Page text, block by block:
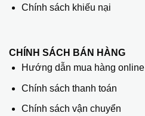
Chính sách khiếu nại
CHÍNH SÁCH BÁN HÀNG
Hướng dẫn mua hàng online
Chính sách thanh toán
Chính sách vận chuyển